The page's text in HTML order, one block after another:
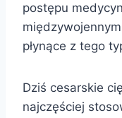
postępu
płynące z tego
Dziś cesarskie
najczęściej